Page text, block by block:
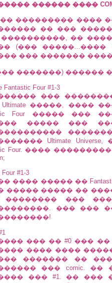
������ ����
��������� ����
�� ���
��
(��� �����...����
��� �������
�������) ������
Fantastic Four #1-3
���
�����, ����
Four ����� ���
����� ���
Ultimate
Four. ����
Four #1-3
���� ����� �� Fantastic
����� ����� ��
�������� ���
��� ��� ��
��� �� #0 ���
���� ����
������� ��
��� comic.
��� #1. �� ���